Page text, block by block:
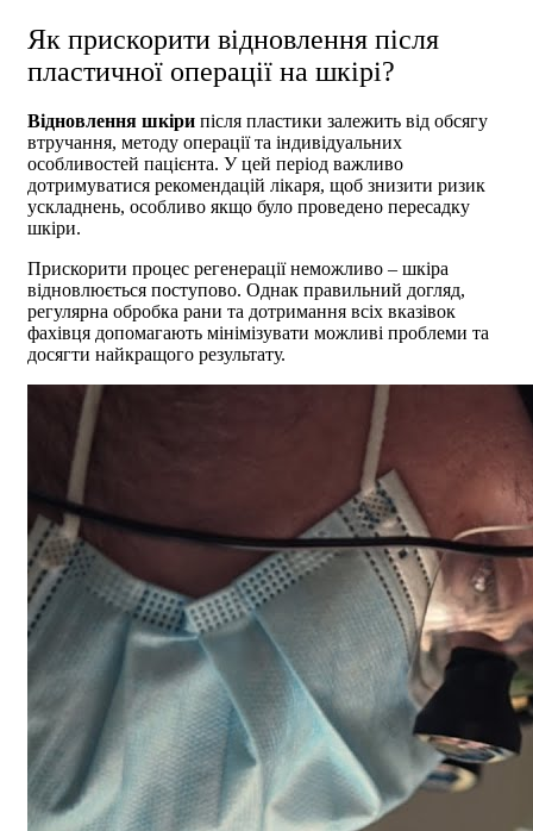
Як прискорити відновлення після
пластичної операції на шкірі?
Відновлення шкіри після пластики залежить від обсягу
втручання, методу операції та індивідуальних
особливостей пацієнта. У цей період важливо
дотримуватися рекомендацій лікаря, щоб знизити ризик
ускладнень, особливо якщо було проведено пересадку
шкіри.
Прискорити процес регенерації неможливо – шкіра
відновлюється поступово. Однак правильний догляд,
регулярна обробка рани та дотримання всіх вказівок
фахівця допомагають мінімізувати можливі проблеми та
досягти найкращого результату.